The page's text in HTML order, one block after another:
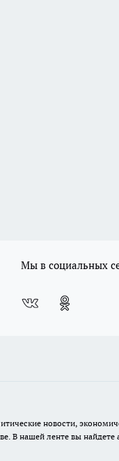
Мы в социальных
новости,
В нашей ленте вы